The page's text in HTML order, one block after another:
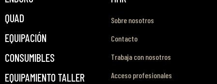
QUAD
EQUIPACIÓN
CONSUMIBLES
EQUIPAMIENTO TALLER
Sobre nosotros
Contacto
Trabaja con nosotros
Acceso profesionales